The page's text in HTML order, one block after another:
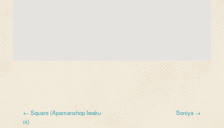
← Square (Apamanshop Iwaku
ni)
Soniya →